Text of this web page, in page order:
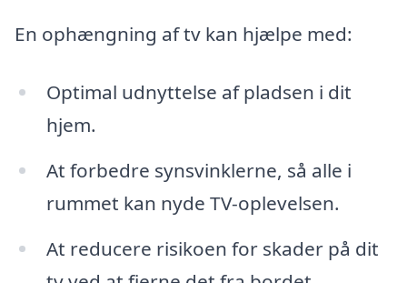
En ophængning af tv kan hjælpe med:
Optimal udnyttelse af pladsen i dit
hjem.
At forbedre synsvinklerne, så alle i
rummet kan nyde TV-oplevelsen.
At reducere risikoen for skader på dit